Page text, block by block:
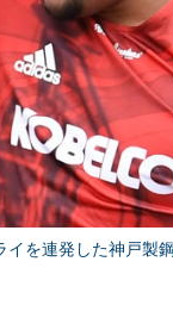
を連発した神戸製